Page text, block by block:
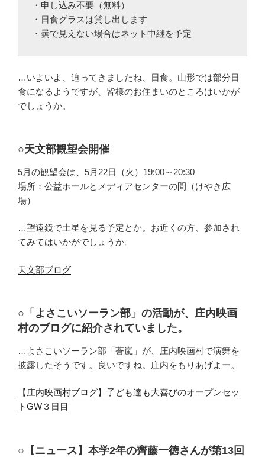
・申し込み不要（無料）
・日食グラスは貸し出します
…いよいよ、迫ってきましたね、日食。山形では部分日
食になるようですが、皆様のお住まいのところはいかが
でしょうか。
○天文部観望会開催
5月の観望会は、5月22日（火）19:00～20:30
場所：公益ホールとメディアセンターの間（けやき広
場）
…望遠鏡で土星を見る予定とか。お近くの方、参加され
てみてはいかがでしょうか。
天文部ブログ
○「よさこいソーラン部」の活動が、庄内映画
村のブログに紹介されていました。
…よさこいソーラン部「蒼嵐」が、庄内映画村で演舞を
披露したそうです。良いですね。庄内をもりあげよー。
【庄内映画村ブログ】子ども達も大喜びのオープンセッ
トGW３日目
○【ニュース】本学2年の齊藤一徳さんが第13回